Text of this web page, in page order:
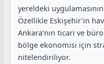
yereldeki
Özellikle Eskişehir’in
Ankara’nın ticari ve
bölge ekonomisi için
nitelendiriliyor.